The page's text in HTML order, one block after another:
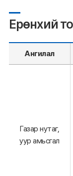
Ерөнхий
Ангилал
Газар нутаг,
уур амьсгал